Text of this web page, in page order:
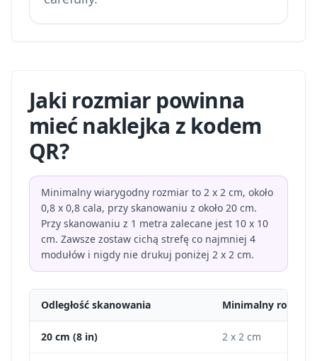
Jaki rozmiar powinna
mieć naklejka z kodem
QR?
Minimalny wiarygodny rozmiar to 2 x 2 cm, około
0,8 x 0,8 cala, przy skanowaniu z około 20 cm.
Przy skanowaniu z 1 metra zalecane jest 10 x 10
cm. Zawsze zostaw cichą strefę co najmniej 4
modułów i nigdy nie drukuj poniżej 2 x 2 cm.
Odległość skanowania Minimalny
20 cm (8 in) 2 x 2 cm